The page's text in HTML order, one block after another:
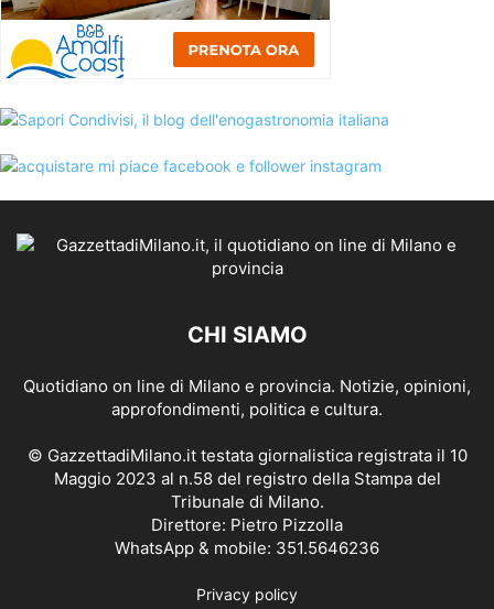
CHI SIAMO
Quotidiano on line di Milano e provincia. Notizie, opinioni,
approfondimenti, politica e cultura.
© GazzettadiMilano.it testata giornalistica registrata il 10
Maggio 2023 al n.58 del registro della Stampa del
Tribunale di Milano.
Direttore: Pietro Pizzolla
WhatsApp & mobile: 351.5646236
Privacy policy